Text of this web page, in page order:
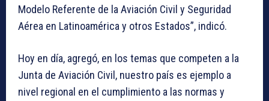
Modelo Referente de la Aviación Civil y Seguridad
Aérea en Latinoamérica y otros Estados”, indicó.
Hoy en día, agregó, en los temas que competen a la
Junta de Aviación Civil, nuestro país es ejemplo a
nivel regional en el cumplimiento a las normas y